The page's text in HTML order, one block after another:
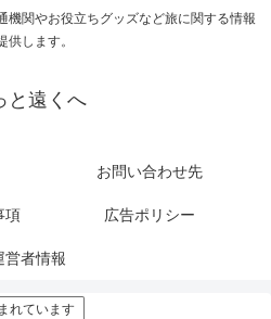
機関やお役立ちグッズなど旅に関する情報
供します。
と遠くへ
お問い合わせ先
項 広告ポリシー
営者情報
れています